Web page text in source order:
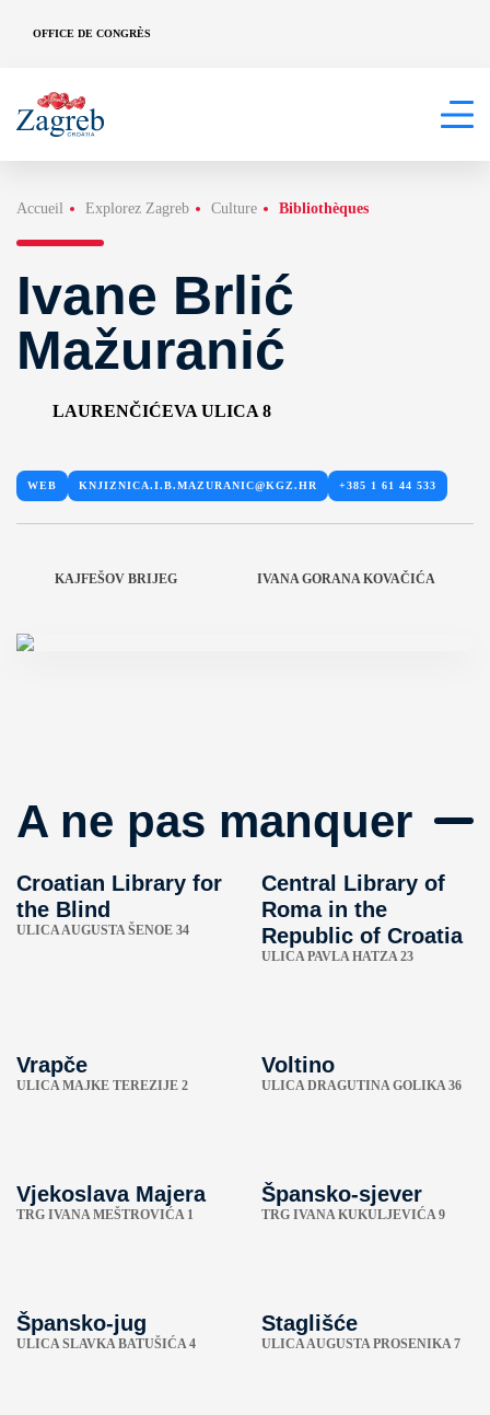
OFFICE DE CONGRÈS
Accueil Explorez Zagreb Culture Bibliothèques
Ivane Brlić
Mažuranić
LAURENČIĆEVA ULICA 8
WEB KNJIZNICA.I.B.MAZURANIC@KGZ.HR +385 1 61 44 533
KAJFEŠOV BRIJEG IVANA GORANA KOVAČIĆA
A ne pas manquer
Croatian Library for
the Blind
ULICA AUGUSTA ŠENOE 34
Central Library of
Roma in the
Republic of Croatia
ULICA PAVLA HATZA 23
Vrapče
ULICA MAJKE TEREZIJE 2
Voltino
ULICA DRAGUTINA GOLIKA 36
Vjekoslava Majera
TRG IVANA MEŠTROVIĆA 1
Špansko-sjever
TRG IVANA KUKULJEVIĆA 9
Špansko-jug
ULICA SLAVKA BATUŠIĆA 4
Staglišće
ULICA AUGUSTA PROSENIKA 7